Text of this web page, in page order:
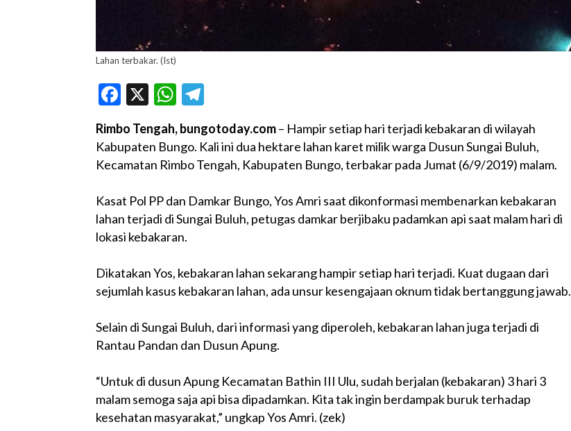
Lahan terbakar. (Ist)
Facebook
X WhatsApp
Rimbo Tengah, bungotoday.com– Hampir setiap hari terjadi kebakaran di wilayah
Kabupaten Bungo. Kali ini dua hektare lahan karet milik warga Dusun Sungai Buluh,
Kecamatan Rimbo Tengah, Kabupaten Bungo, terbakar pada Jumat (6/9/2019) malam.
Kasat Pol PP dan Damkar Bungo, Yos Amri saat dikonformasi membenarkan kebakaran
lahan terjadi di Sungai Buluh, petugas damkar berjibaku padamkan api saat malam hari di
lokasi kebakaran.
Dikatakan Yos, kebakaran lahan sekarang hampir setiap hari terjadi. Kuat dugaan dari
sejumlah kasus kebakaran lahan, ada unsur kesengajaan oknum tidak bertanggung jawab.
Selain di Sungai Buluh, dari informasi yang diperoleh, kebakaran lahan juga terjadi di
Rantau Pandan dan Dusun Apung.
“Untuk di dusun Apung Kecamatan Bathin III Ulu, sudah berjalan (kebakaran) 3 hari 3
malam semoga saja api bisa dipadamkan. Kita tak ingin berdampak buruk terhadap
kesehatan masyarakat,” ungkap Yos Amri. (zek)